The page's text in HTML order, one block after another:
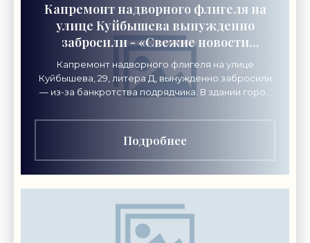
Капремонт надворного флигеля на
улице Куйбышева вынужденно
забросили - «Свежие новости
строительства»
Капремонт надворного флигеля на улице
Куйбышева, 29, литера Д, вынужденно забросили
— из-за банкротства подрядчика. В здании город
индустрий «Локон».
Подробнее